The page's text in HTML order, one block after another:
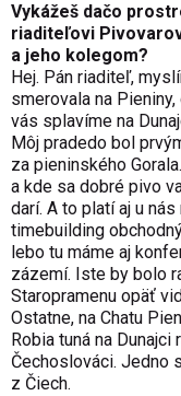
Vykážeš dačo
riaditeľovi
a jeho kolegom?
Hej. Pán riaditeľ,
smerovala na
vás splavíme na
Môj pradedo bol
za pieninského
a kde sa dobré pivo
darí. A to platí aj u
timebuilding
lebo tu máme aj
zázemí. Iste by bolo
Staropramenu opäť
Ostatne, na Chatu
Robia tuná na
Čechoslováci. Jedno
z Čiech.